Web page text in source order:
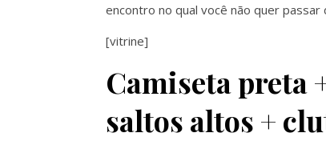
encontro no qual você não quer
[vitrine]
Camiseta preta
saltos altos +